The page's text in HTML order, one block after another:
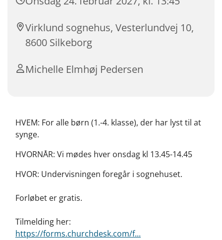
Virklund sognehus, Vesterlundvej 10,
8600 Silkeborg
Michelle Elmhøj Pedersen
HVEM: For alle børn (1.-4. klasse), der har lyst til at
synge.
HVORNÅR: Vi mødes hver onsdag kl 13.45-14.45
HVOR: Undervisningen foregår i sognehuset.
Forløbet er gratis.
Tilmelding her:
https://forms.churchdesk.com/f...